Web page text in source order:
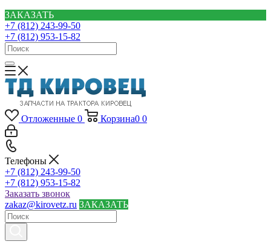
ЗАКАЗАТЬ
+7 (812) 243-99-50
+7 (812) 953-15-82
Отложенные 0 Корзина0 0
Телефоны
+7 (812) 243-99-50
+7 (812) 953-15-82
Заказать звонок
zakaz@kirovetz.ru ЗАКАЗАТЬ